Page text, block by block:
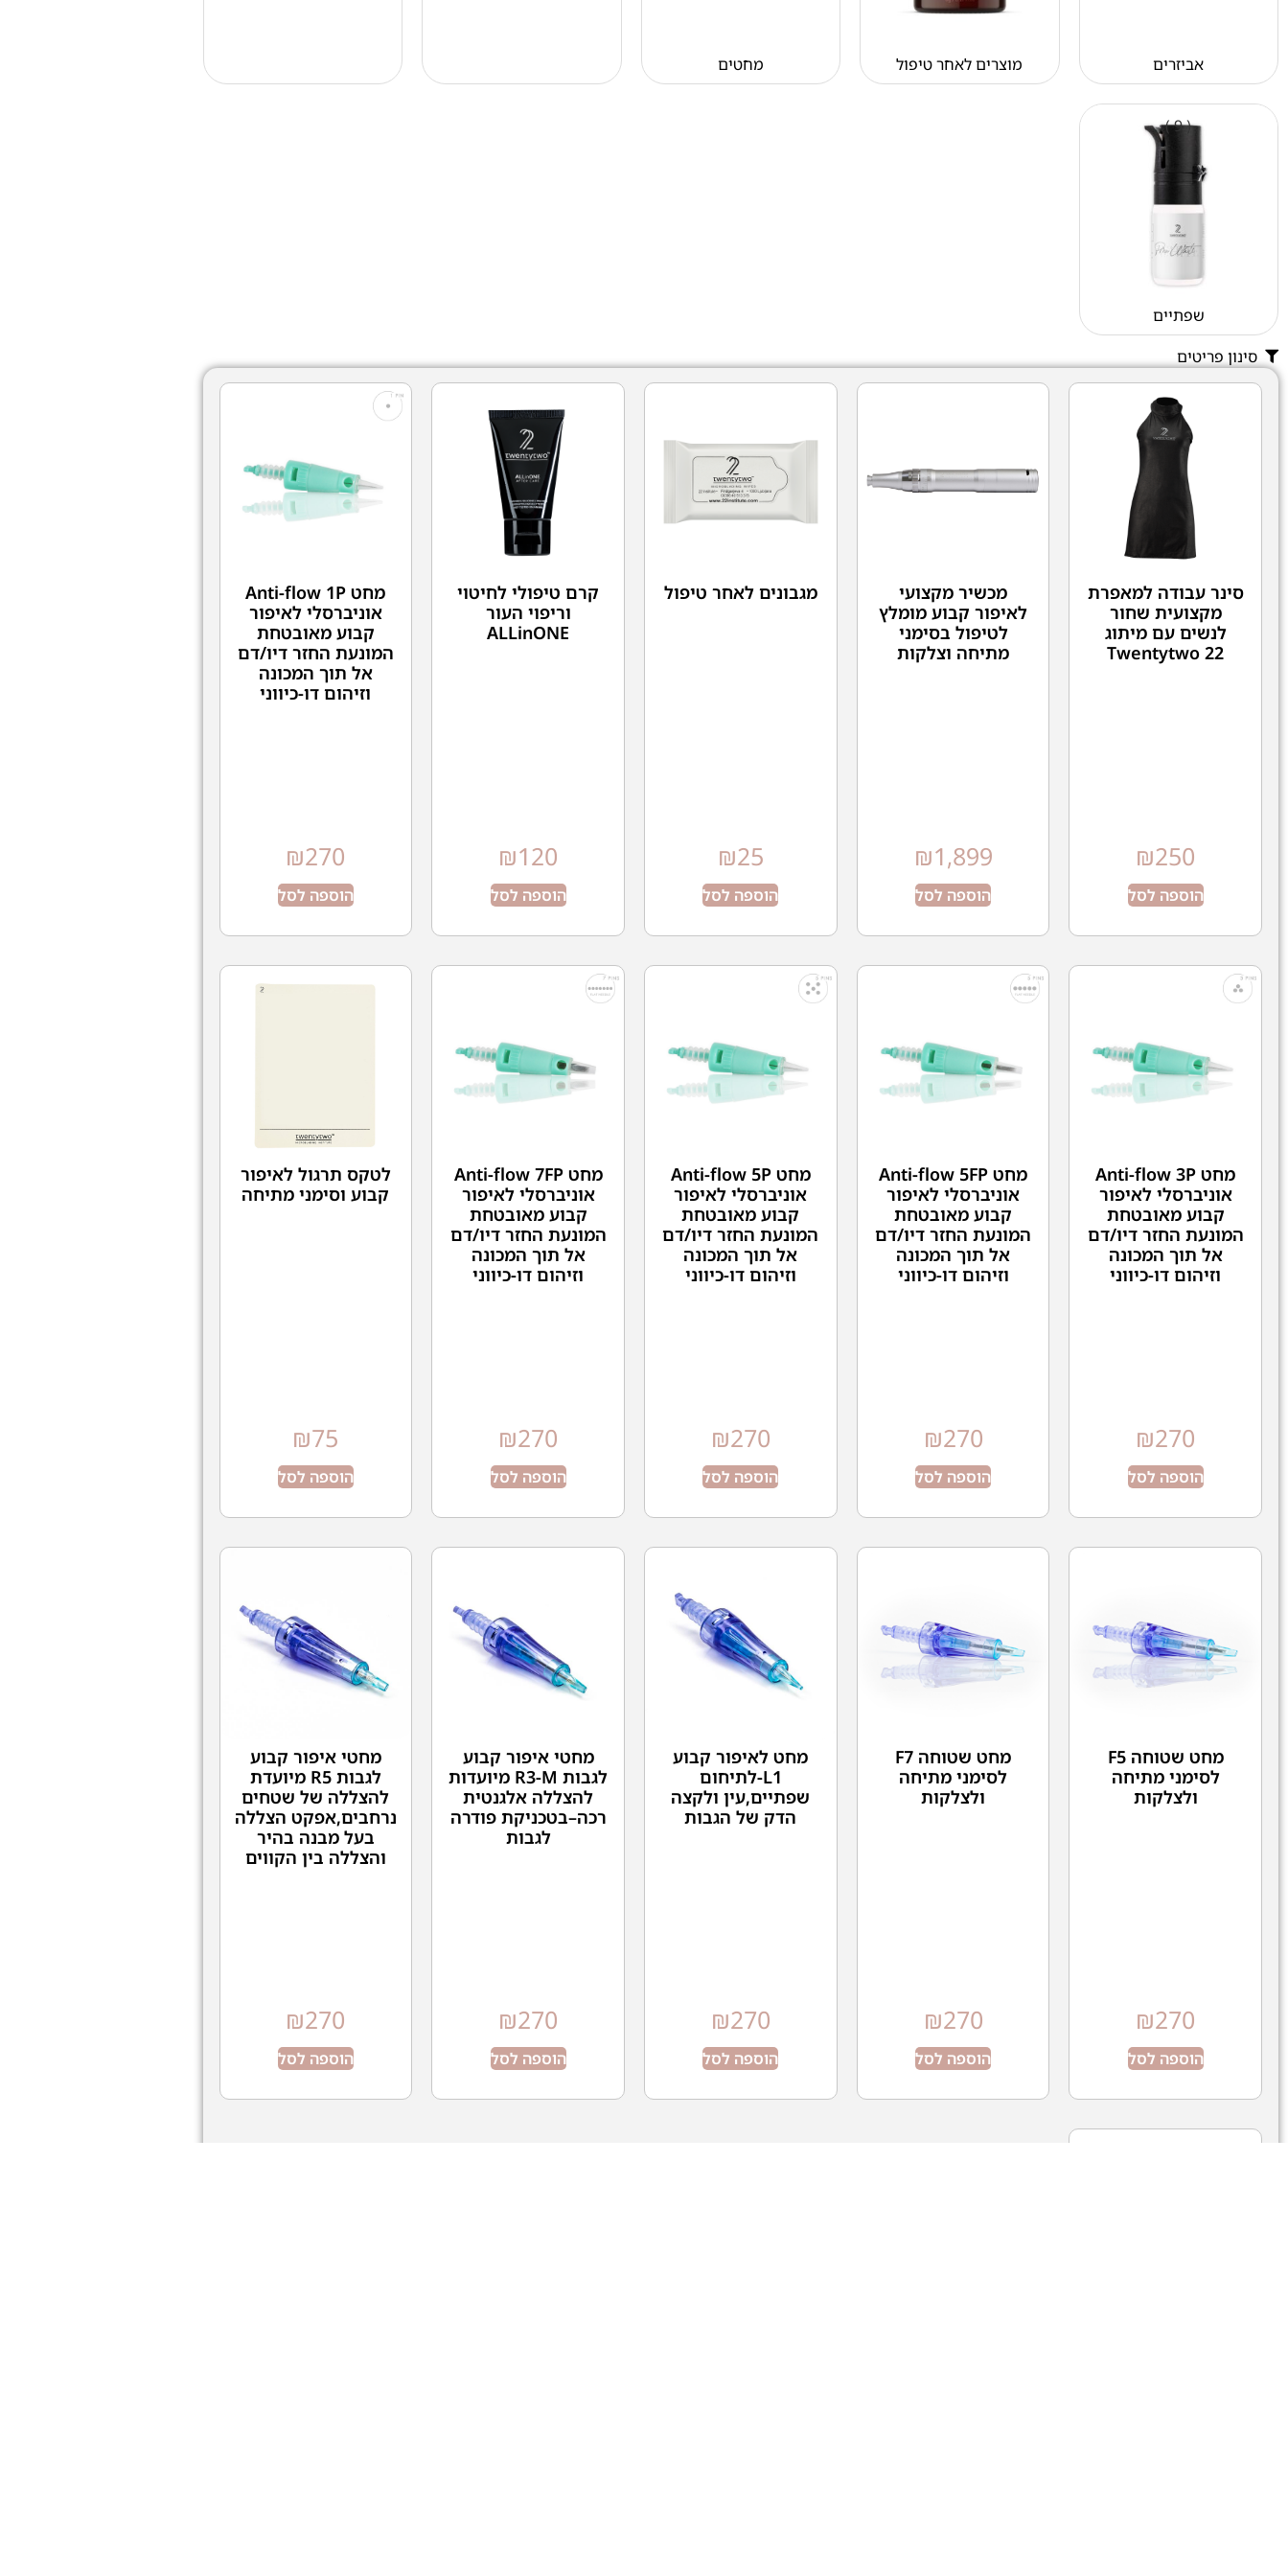
אביזרים מוצרים לאחר טיפול מחטים
( 9 )
שפתיים
סינון פריטים
סינר עבודה למאפרת
מקצועית שחור
לנשים עם מיתוג
Twentytwo 22
₪250
הוספה לסל
מכשיר מקצועי
לאיפור קבוע מומלץ
לטיפול בסימני
מתיחה וצלקות
₪1,899
הוספה לסל
מגבונים לאחר טיפול
₪25
הוספה לסל
קרם טיפולי לחיטוי
וריפוי העור
ALLinONE
₪120
הוספה לסל
מחט Anti-flow 1P
אוניברסלי לאיפור
קבוע מאובטחת
המונעת החזר דיו/דם
אל תוך המכונה
וזיהום דו-כיווני
₪270
הוספה לסל
מחט Anti-flow 3P
אוניברסלי לאיפור
קבוע מאובטחת
המונעת החזר דיו/דם
אל תוך המכונה
וזיהום דו-כיווני
₪270
הוספה לסל
מחט Anti-flow 5FP
אוניברסלי לאיפור
קבוע מאובטחת
המונעת החזר דיו/דם
אל תוך המכונה
וזיהום דו-כיווני
₪270
הוספה לסל
מחט Anti-flow 5P
אוניברסלי לאיפור
קבוע מאובטחת
המונעת החזר דיו/דם
אל תוך המכונה
וזיהום דו-כיווני
₪270
הוספה לסל
מחט Anti-flow 7FP
אוניברסלי לאיפור
קבוע מאובטחת
המונעת החזר דיו/דם
אל תוך המכונה
וזיהום דו-כיווני
₪270
הוספה לסל
לטקס תרגול לאיפור
קבוע וסימני מתיחה
₪75
הוספה לסל
מחט שטוחה F5
לסימני מתיחה
ולצלקות
₪270
הוספה לסל
מחט שטוחה F7
לסימני מתיחה
ולצלקות
₪270
הוספה לסל
מחט לאיפור קבוע
L1-לתיחום
שפתיים,עין ולקצה
הדק של הגבות
₪270
הוספה לסל
מחטי איפור קבוע
לגבות R3-M מיועדות
להצללה אלגנטית
רכה–בטכניקת פודרה
לגבות
₪270
הוספה לסל
מחטי איפור קבוע
לגבות R5 מיועדת
להצללה של שטחים
נרחבים,אפקט הצללה
בעל מבנה בהיר
והצללה בין הקווים
₪270
הוספה לסל